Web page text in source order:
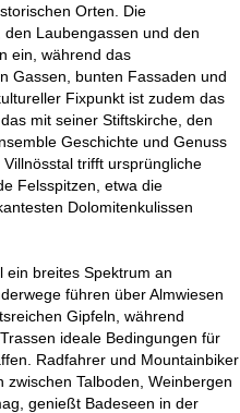
Orten. Die
Laubengassen und den
ein, während das
Gassen, bunten Fassaden und
Fixpunkt ist zudem das
mit seiner Stiftskirche, den
Geschichte und Genuss
trifft ursprüngliche
Felsspitzen, etwa die
Dolomitenkulissen
ein breites Spektrum an
führen über Almwiesen
Gipfeln, während
ideale Bedingungen für
Radfahrer und Mountainbiker
Talboden, Weinbergen
genießt Badeseen in der